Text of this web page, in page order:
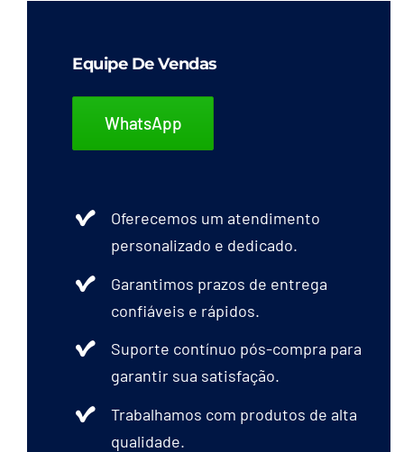
Equipe De Vendas
WhatsApp
Oferecemos um atendimento
personalizado e dedicado.
Garantimos prazos de entrega
confiáveis e rápidos.
Suporte contínuo pós-compra para
garantir sua satisfação.
Trabalhamos com produtos de alta
qualidade.